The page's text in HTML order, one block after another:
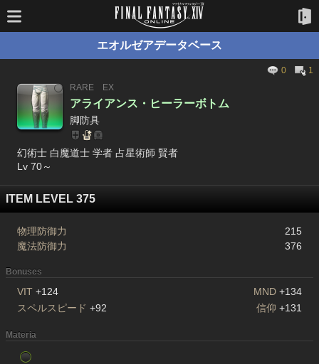
エオルゼアデータベース
0
1
RARE
EX
アライアンス・ヒーラーボトム
脚防具
幻術士 白魔道士 学者 占星術師 賢者
Lv 70～
ITEM LEVEL 375
物理防御力
215
魔法防御力
376
Bonuses
VIT +124 MND +134
スペルスピード +92 信仰 +131
Materia